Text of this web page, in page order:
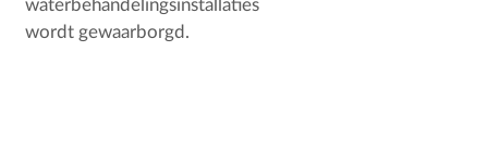
waterbehandelingsinstallaties
wordt gewaarborgd.